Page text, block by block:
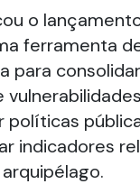
o
ferramenta
para
políticas
indicadores